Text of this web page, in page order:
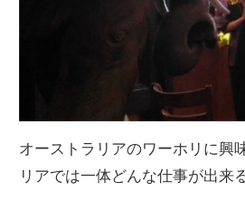
オーストラリアのワーホリに興
リアでは一体どんな仕事が出来